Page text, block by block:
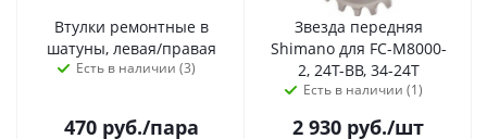
Втулки ремонтные в
шатуны, левая/правая
Есть в наличии (3)
470руб./пара
Звезда передняя
Shimano для FC-M8000-
2, 24T-BB, 34-24T
Есть в наличии (1)
2 930 руб./шт